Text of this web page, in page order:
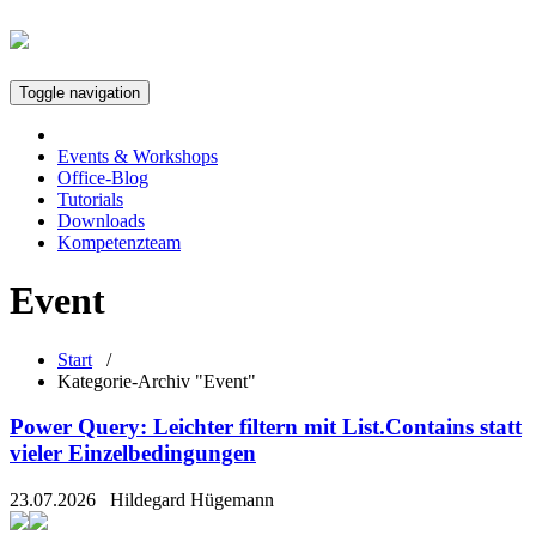
Toggle navigation
Events & Workshops
Office-Blog
Tutorials
Downloads
Kompetenzteam
Event
Start /
Kategorie-Archiv "Event"
Power Query: Leichter filtern mit List.Contains statt
vieler Einzelbedingungen
23.07.2026 Hildegard Hügemann